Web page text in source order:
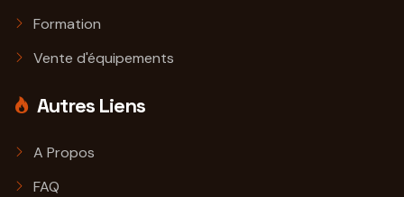
Formation
Vente d'équipements
Autres Liens
A Propos
FAQ